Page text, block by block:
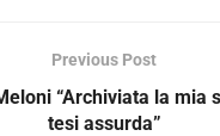
Previous Post
“Archiviata la mia
tesi assurda”